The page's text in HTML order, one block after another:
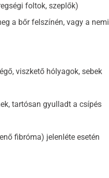
foltok, szeplők)
a bőr felszínén, vagy a nemi
viszkető hólyagok, sebek
tartósan gyulladt a csípés
fibróma) jelenléte esetén